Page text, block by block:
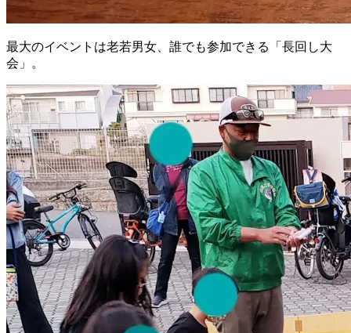
最大のイベントは老若男女、誰でも参加できる「長回し大
会」。